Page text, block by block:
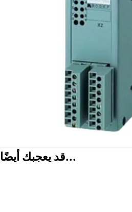
قد يعجبك أيضًا...